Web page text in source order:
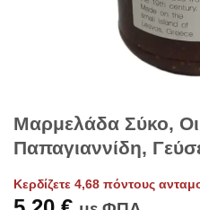
Μαρμελάδα Σύκο,
Παπαγιαννίδη,
Κερδίζετε 4,68 πόντους